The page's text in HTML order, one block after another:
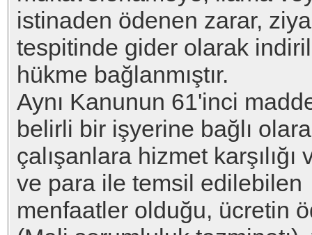
istinaden ödenen zarar,
tespitinde gider olarak
hükme bağlanmıştır.
Aynı Kanunun 61'inci
belirli bir işyerine bağlı
çalışanlara hizmet
ve para ile temsil edilebilen
menfaatler olduğu, ücretin